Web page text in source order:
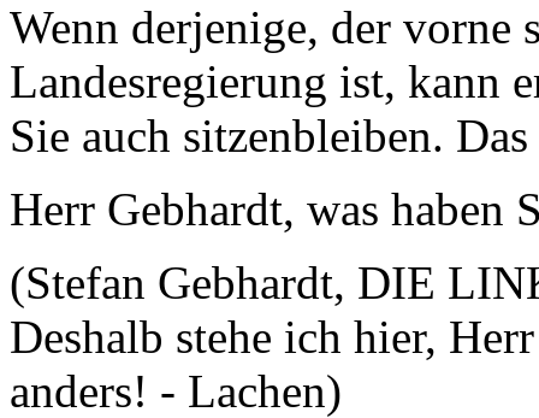
Wenn derjenige, der vorne
Landesregierung ist, kann
Sie auch sitzenbleiben.
Herr Gebhardt, was haben
(Stefan Gebhardt, DIE
Deshalb stehe ich hier,
anders! - Lachen)